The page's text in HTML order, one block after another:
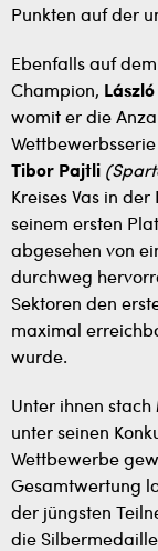
Punkten auf der
Ebenfalls auf
Champion,
womit er die
Tibor Pajtli
Kreises Vas in
seinem ersten
abgesehen von
durchweg
Sektoren den
maximal
wurde.
Unter ihnen stach
unter seinen
Wettbewerbe
Gesamtwertung
der jüngsten
die